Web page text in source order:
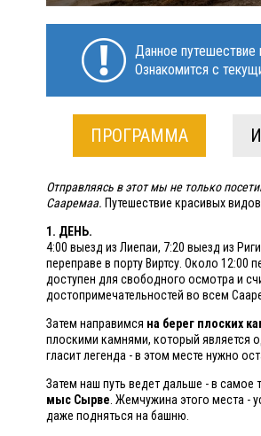
Данное путешествие
Ознакомится с
ПРОГРАММА
Отправляясь в этот мы не только
Сааремаа. Путешествие красивых
1. ДЕНЬ.
4:00 выезд из Лиепаи, 7:20 выезд из
переправе в порту Виртсу. Около 12:00
доступен для свободного осмотра и
достопримечательностей во всем
Затем направимся на берег плоских
плоскими камнями, который является
гласит легенда - в этом месте нужно
Затем наш путь ведет дальше - в
мыс Сырве . Жемчужина этого места -
даже подняться на башню.